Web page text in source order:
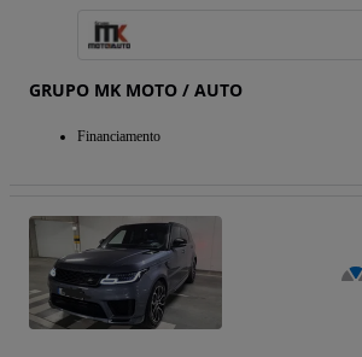
GRUPO MK MOTO / AUTO
Financiamento